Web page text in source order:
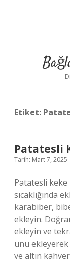
Etiket:
Patatesli
Tarih: Mart 7, 2025
Patatesli keke
sıcaklığında
karabiber,
ekleyin.
ekleyin ve
unu ekleyerek
ve altın